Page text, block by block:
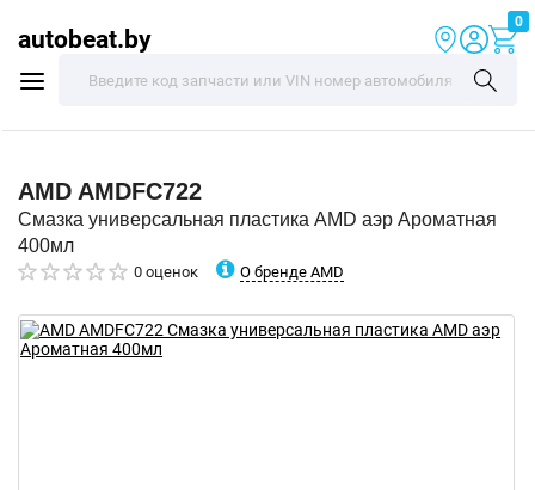
autobeat.by
0
AMD AMDFC722
Смазка универсальная пластика AMD аэр Ароматная
400мл
0 оценок О бренде AMD